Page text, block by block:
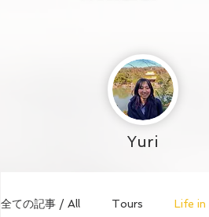
Yuri
全ての記事 / All Tours Life in